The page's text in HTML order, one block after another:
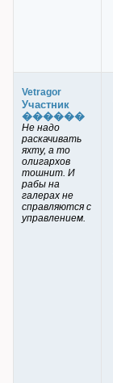
Vetragor
Участник
������
Не надо
раскачивать
яхту, а то
олигархов
тошнит. И
рабы на
галерах не
справляются с
управлением.